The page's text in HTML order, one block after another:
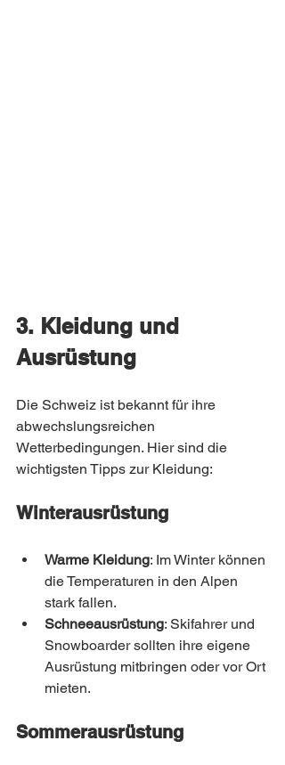
3. Kleidung und
Ausrüstung
Die Schweiz ist bekannt für ihre
abwechslungsreichen
Wetterbedingungen. Hier sind die
wichtigsten Tipps zur Kleidung:
Winterausrüstung
Warme Kleidung: Im Winter können
die Temperaturen in den Alpen
stark fallen.
Schneeausrüstung: Skifahrer und
Snowboarder sollten ihre eigene
Ausrüstung mitbringen oder vor Ort
mieten.
Sommerausrüstung